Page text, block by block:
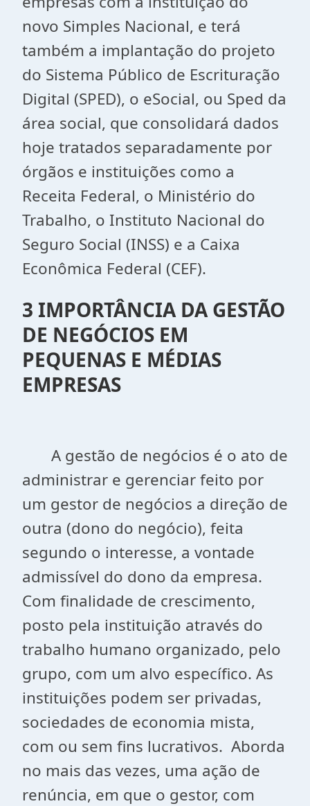
novo Simples Nacional, e terá
também a implantação do projeto
do Sistema Público de Escrituração
Digital (SPED), o eSocial, ou Sped da
área social, que consolidará dados
hoje tratados separadamente por
órgãos e instituições como a
Receita Federal, o Ministério do
Trabalho, o Instituto Nacional do
Seguro Social (INSS) e a Caixa
Econômica Federal (CEF).
3 IMPORTÂNCIA DA GESTÃO
DE NEGÓCIOS EM
PEQUENAS E MÉDIAS
EMPRESAS
A gestão de negócios é o ato de
administrar e gerenciar feito por
um gestor de negócios a direção de
outra (dono do negócio), feita
segundo o interesse, a vontade
admissível do dono da empresa.
Com finalidade de crescimento,
posto pela instituição através do
trabalho humano organizado, pelo
grupo, com um alvo específico. As
instituições podem ser privadas,
sociedades de economia mista,
com ou sem fins lucrativos. Aborda
no mais das vezes, uma ação de
renúncia, em que o gestor, com